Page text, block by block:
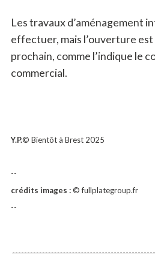
Les travaux d’aménagement
effectuer, mais l’ouverture est
prochain, comme l’indique le
commercial.
Y.P.© Bientôt à Brest 2025
--
crédits images :© fullplategroup.fr
--